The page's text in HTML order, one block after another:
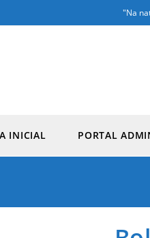
"Na
INICIAL PORTAL